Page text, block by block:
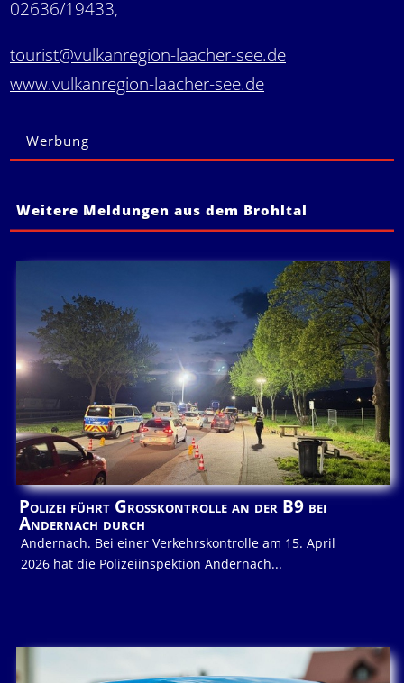
02636/19433,
tourist@vulkanregion-laacher-see.de
www.vulkanregion-laacher-see.de
Werbung
Weitere Meldungen aus dem Brohltal
Polizei führt Großkontrolle an der B9 bei
Andernach durch
Andernach. Bei einer Verkehrskontrolle am 15. April
2026 hat die Polizeiinspektion Andernach...